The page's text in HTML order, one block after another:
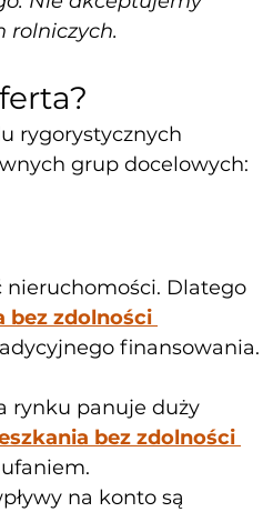
rolniczych.
rygorystycznych
grup docelowych:
nieruchomości. Dlatego
bez zdolności
finansowania.
rynku panuje duży
bez zdolności
na konto są